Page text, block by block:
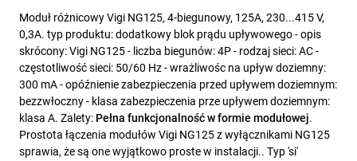
Moduł różnicowy Vigi NG125, 4-biegunowy, 125A, 230...415 V,
0,3A. typ produktu: dodatkowy blok prądu upływowego - opis
skrócony: Vigi NG125 - liczba biegunów: 4P - rodzaj sieci: AC -
częstotliwość sieci: 50/60 Hz - wrażliwośc na upływ doziemny:
300 mA - opóźnienie zabezpieczenia przed upływem doziemnym:
bezzwłoczny - klasa zabezpieczenia prze upływem doziemnym:
klasa A. Zalety: Pełna funkcjonalność w formie modułowej.
Prostota łączenia modułów Vigi NG125 z wyłącznikami NG125
sprawia, że są one wyjątkowo proste w instalacji.. Typ 'si'